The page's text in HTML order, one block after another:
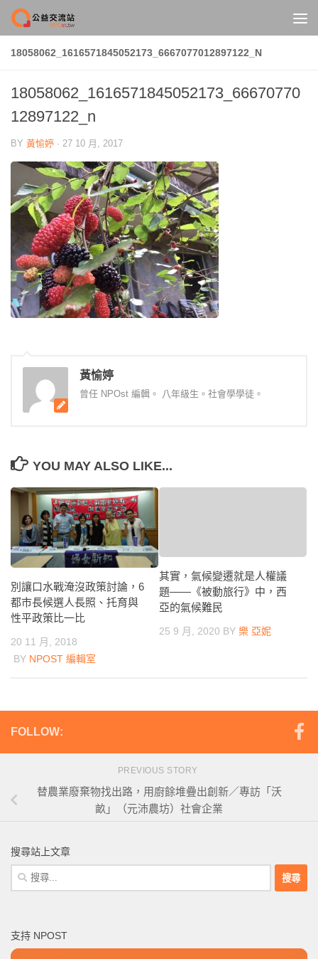
Skip to content
18058062_1616571845052173_6667077012897122_N
18058062_1616571845052173_66670770
12897122_n
BY 黃愉婷 · 27 10 月, 2017
黃愉婷
曾任 NPOst 編輯。 八年級生。社會學學徒。
YOU MAY ALSO LIKE...
別讓口水戰淹沒政策討論，6
都市長候選人長照、托育與
性平政策比一比
20 11 月, 2018
BY NPOST 編輯室
其實，氣候變遷就是人權議
題——《被動旅行》中，西
亞的氣候難民
25 9 月, 2020 BY 樂 亞妮
FOLLOW:
PREVIOUS STORY
替農業廢棄物找出路，用廚餘堆疊出創新／專訪「沃
畝」（元沛農坊）社會企業
搜尋站上文章
搜
尋
字:
支持 NPOST